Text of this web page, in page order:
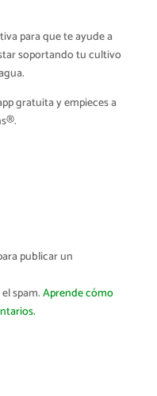
para que te ayude a
soportando tu cultivo
gratuita y empieces a
publicar un
spam.Aprende cómo